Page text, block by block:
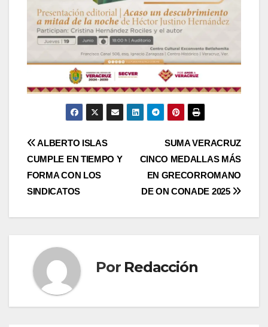
Navegación
de
entradas
SUMA VERACRUZ
CINCO MEDALLAS MÁS
EN GRECORROMANO
DE ON CONADE 2025
ALBERTO ISLAS
CUMPLE EN TIEMPO Y
FORMA CON LOS
SINDICATOS
Por Redacción